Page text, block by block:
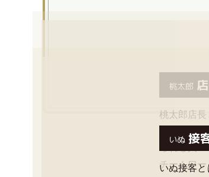
桃太郎
桃太郎店
目指すた
られる人！
チームワ
いぬ 接
いぬ接客